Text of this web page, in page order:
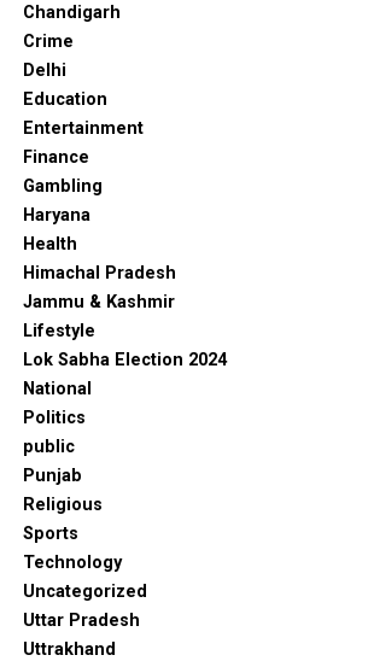
Chandigarh
Crime
Delhi
Education
Entertainment
Finance
Gambling
Haryana
Health
Himachal Pradesh
Jammu & Kashmir
Lifestyle
Lok Sabha Election 2024
National
Politics
public
Punjab
Religious
Sports
Technology
Uncategorized
Uttar Pradesh
Uttrakhand